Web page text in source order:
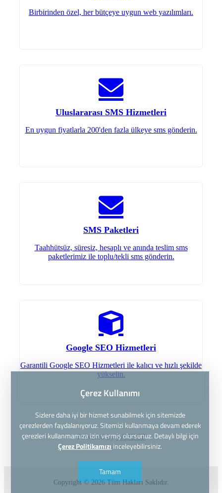
Birbirinden özel, her bütçeye uygun web yazılımları.
Uluslararası SMS Hizmetleri
En uygun fiyatlarla 200'den fazla ülkeye sms gönderin.
SMS Paketleri
Taahhütsüz, süresiz, hesaplı ve anında teslim sms
paketlerimiz ile toplu/tekli sms gönderin.
Google SEO Hizmetleri
Garantili Google SEO Hizmetleri ile kalıcı ve hızlı şekilde
yükselin.
Powered byWISECP
Copyright © 2026 Tüm Hakları Saklıdır.
Çerez Kullanımı
Sizlere daha iyi bir hizmet sunabilmek için sitemizde
çerezlerden faydalanıyoruz. Sitemizi kullanmaya devam ederek
çerezleri kullanmamıza izin vermiş olursunuz. Detaylı bilgi için
Çerez Politikamızı inceleyebilirsiniz.
Tamam